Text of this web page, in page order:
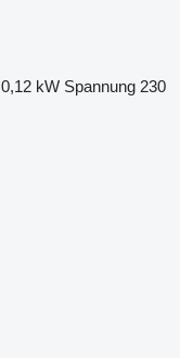
0,12 kW Spannung 230